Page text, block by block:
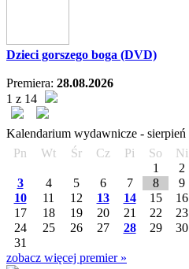
Dzieci gorszego boga (DVD)
Premiera: 28.08.2026
1 z 14
Kalendarium wydawnicze - sierpień
Pn
Wt Śr Cz Pi So
Ni
1
2
3
4 5 6 7 8
9
10
11 12 13 14 15
16
17
18 19 20 21 22
23
24
25 26 27 28 29
30
31
zobacz więcej premier »